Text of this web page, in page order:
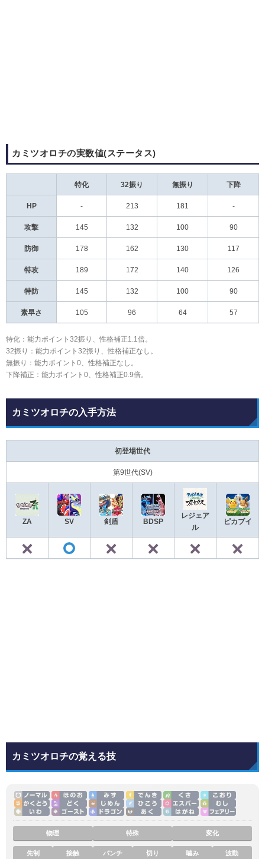
カミツオロチの実数値(ステータス)
特化 32振り 無振り 下降
HP - 213 181 -
攻撃 145 132 100 90
防御 178 162 130 117
特攻 189 172 140 126
特防 145 132 100 90
素早さ 105 96 64 57
特化：能力ポイント32振り、性格補正1.1倍。
32振り：能力ポイント32振り、性格補正なし。
無振り：能力ポイント0、性格補正なし。
下降補正：能力ポイント0、性格補正0.9倍。
カミツオロチの入手方法
初登場世代
第9世代(SV)
ZA SV 剣盾 BDSP
レジェア
ル
ピカブイ
カミツオロチの覚える技
物理 特殊 変化
先制 接触 パンチ 切り 噛み 波動